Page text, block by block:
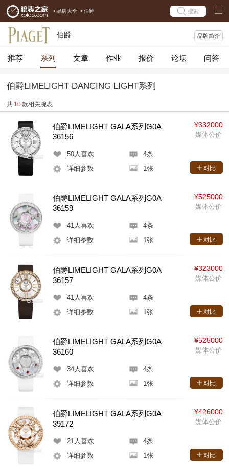
> 品牌大全 > 伯爵 搜索
伯爵 品牌简介
推荐 系列 文章 作业 报价 论坛 问答
伯爵LIMELIGHT DANCING LIGHT系列
共 10款相关腕表
伯爵LIMELIGHT GALA系列G0A
36156
50人喜欢
4条
详细参数
1张
¥332000
媒体公价
对比
伯爵LIMELIGHT GALA系列G0A
36159
41人喜欢
4条
详细参数
1张
¥525000
媒体公价
对比
伯爵LIMELIGHT GALA系列G0A
36157
41 人喜欢
4条
详细参数
1张
¥323000
媒体公价
对比
伯爵LIMELIGHT GALA系列G0A
36160
34人喜欢
4条
详细参数
1张
¥525000
媒体公价
对比
伯爵LIMELIGHT GALA系列G0A
39172
21 人喜欢
4条
详细参数
1张
¥426000
媒体公价
对比